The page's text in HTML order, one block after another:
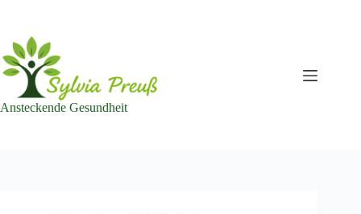
springen
Ansteckende Gesundheit